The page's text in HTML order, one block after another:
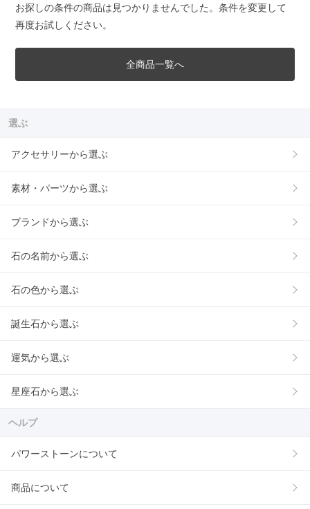
お探しの条件の商品は見つかりませんでした。条件を変更して
再度お試しください。
全商品一覧へ
選ぶ
アクセサリーから選ぶ
素材・パーツから選ぶ
ブランドから選ぶ
石の名前から選ぶ
石の色から選ぶ
誕生石から選ぶ
運気から選ぶ
星座石から選ぶ
ヘルプ
パワーストーンについて
商品について